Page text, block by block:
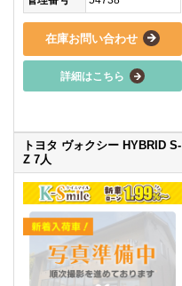
在庫お問い合わせ
詳細はこちら
トヨタ ヴォクシー HYBRID S-
Z 7人